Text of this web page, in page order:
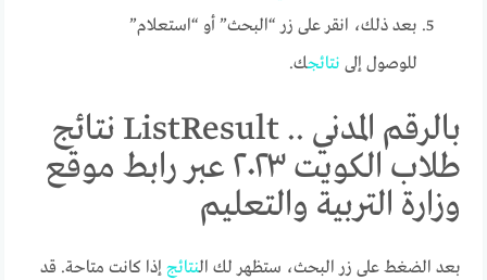
بعد ذلك، انقر على زر “البحث” أو “استعلام”
للوصول إلى نتائجك.
بالرقم المدني .. ListResult نتائج
طلاب الكويت ٢٠٢٣ عبر رابط موقع
وزارة التربية والتعليم
بعد الضغط على زر البحث، ستظهر لك النتائج إذا كانت متاحة. قد